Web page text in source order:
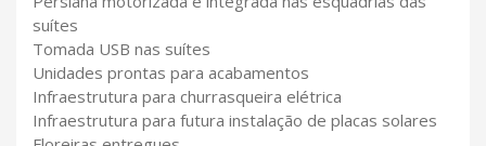
suítes
Tomada USB nas suítes
Unidades prontas para acabamentos
Infraestrutura para churrasqueira elétrica
Infraestrutura para futura instalação de placas solares